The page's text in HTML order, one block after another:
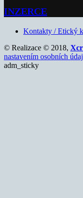
INZERCE
Kontakty / Etický
© Realizace © 2018,
nastavením osobních
adm_sticky